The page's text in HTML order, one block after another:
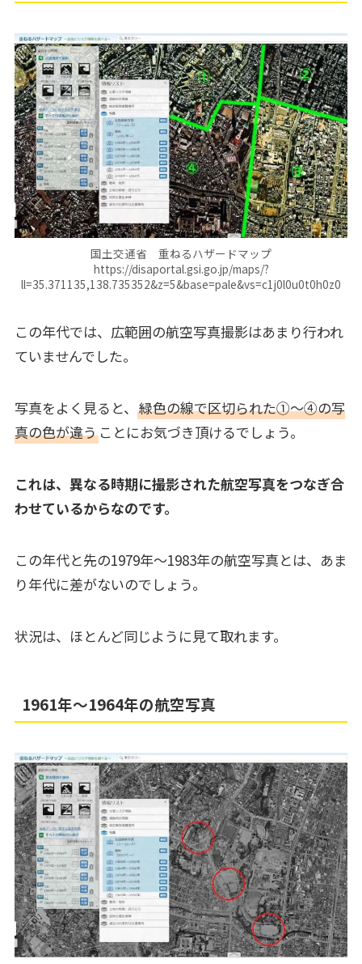
国土交通省 重ねるハザードマップ
https://disaportal.gsi.go.jp/maps/?
ll=35.371135,138.735352&z=5&base=pale&vs=c1j0l0u0t0h0z0
この年代では、広範囲の航空写真撮影はあまり行われ
ていませんでした。
写真をよく見ると、 緑色の線で区切られた①～④の写
真の色が違うことにお気づき頂けるでしょう。
これは、異なる時期に撮影された航空写真をつなぎ合
わせているからなのです。
この年代と先の1979年～1983年の航空写真とは、あま
り年代に差がないのでしょう。
状況は、ほとんど同じように見て取れます。
1961年～1964年の航空写真